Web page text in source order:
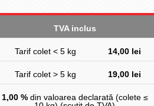
TVA inclus
Tarif colet < 5 kg 14,00 lei
Tarif colet > 5 kg 19,00 lei
1,00 % din valoarea declarată (colete ≤